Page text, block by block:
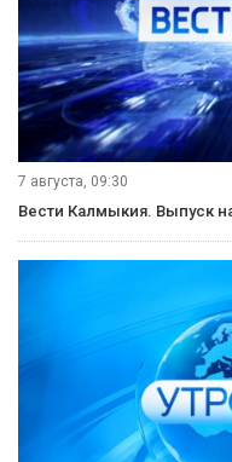
7 августа, 09:30
Вести Калмыкия. Выпуск